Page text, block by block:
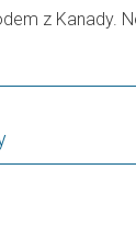
z Kanady.